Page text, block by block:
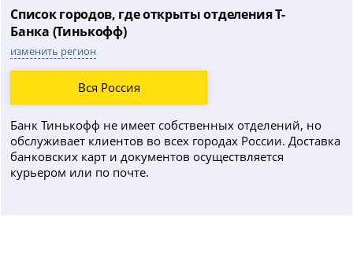
Список городов, где открыты отделения Т-
Банка (Тинькофф)
изменить регион
Вся Россия
Банк Тинькофф не имеет собственных отделений, но
обслуживает клиентов во всех городах России. Доставка
банковских карт и документов осуществляется
курьером или по почте.